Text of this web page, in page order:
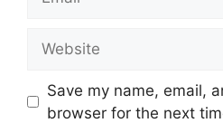
Save my name, email,
browser for the next